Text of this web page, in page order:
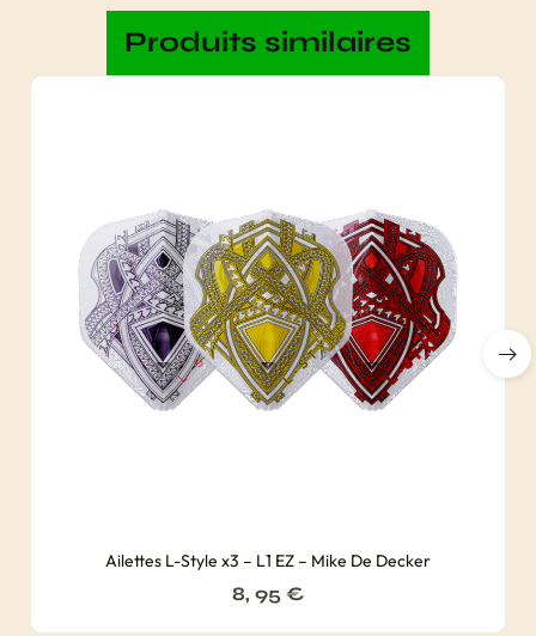
Produits similaires
Ailettes L-Style x3 – L1 EZ – Mike De Decker
8, 95 €